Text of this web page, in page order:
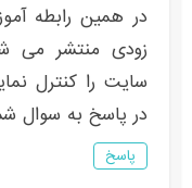
در همین رابطه
زودی منتشر می
سایت را کنترل
در پاسخ به سوال
پاسخ